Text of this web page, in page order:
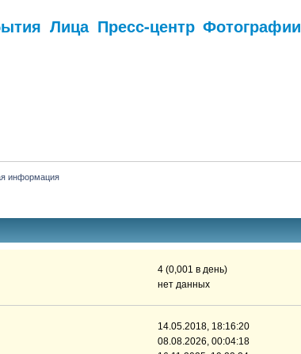
Лица Пресс-центр Фотографии
информация
4 (0,001 в день)
нет данных
14.05.2018, 18:16:20
08.08.2026, 00:04:18